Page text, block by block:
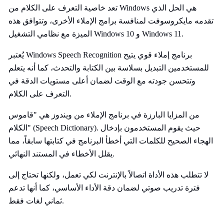
تعد خاصية التعرف على الكلام من Windows هي الحل الذي
تقدمه مايكروسوفت لمنافسة برامج الإملاء الأخرى، وتتوافق هذه
الميزة مع نظامي التشغيل Windows 10 و Windows 11.
يُعتبر Windows Speech Recognition برنامج إملاء قوي يتيح
للمستخدمين التبديل بسلاسة بين الكتابة والتحدث، كما أنه يتعلم
وتتحسن جودته مع الوقت لضمان أعلى مستويات الدقة في
التعرف على الكلام.
من المزايا البارزة في برنامج الإملاء من ويندوز هي "قاموس
الكلام" (Speech Dictionary). حيث يقوم المستخدمون بإدخال
الهجاء الصحيح للكلمات التي أخطأ البرنامج في كتابتها سابقاً، مما
يقلل الأخطاء في المستند النهائي.
لا تتطلب هذه الأداة اتصالاً بالإنترنت لكي تعمل، ولكنها تحتاج إلى
فترة تدريب صوتي لضمان دقة الأداء الأساسي، كما أنها تدعم
ثماني لغات فقط.